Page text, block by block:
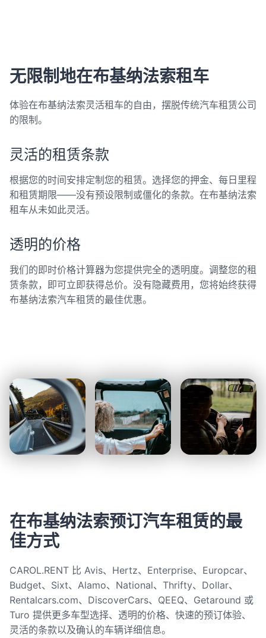
无限制地在布基纳法索租车
体验在布基纳法索灵活租车的自由，摆脱传统汽车租赁公司
的限制。
灵活的租赁条款
根据您的时间安排定制您的租赁。选择您的押金、每日里程
和租赁期限——没有预设限制或僵化的条款。在布基纳法索
租车从未如此灵活。
透明的价格
我们的即时价格计算器为您提供完全的透明度。调整您的租
赁条款，即可立即获得总价。没有隐藏费用，您将始终获得
布基纳法索汽车租赁的最佳优惠。
在布基纳法索预订汽车租赁的最
佳方式
CAROL.RENT 比 Avis、Hertz、Enterprise、Europcar、
Budget、Sixt、Alamo、National、Thrifty、Dollar、
Rentalcars.com、DiscoverCars、QEEQ、Getaround 或
Turo 提供更多车型选择、透明的价格、快速的预订体验、
灵活的条款以及确认的车辆详细信息。